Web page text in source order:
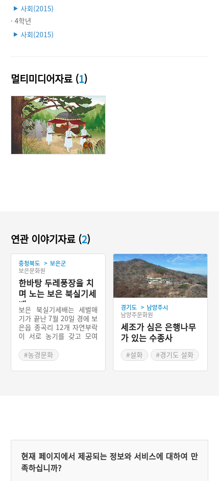
▶ 사회(2015)
· 4학년
▶ 사회(2015)
멀티미디어자료 (1)
연관 이야기자료 (2)
충청북도 > 보은군
보은문화원
한바탕 두레풍장을 치
며 노는 보은 북실기세
배
보은 북실기세배는 세벌매
기가 끝난 7월 20일 경에 보
은읍 종곡리 12개 자연부락
이 서로 농기를 갖고 모여
레풍장을 치며 노는 농경 세
시놀이 형태이다. 1950년대
까지 전승하다가 중단된 것
#농경문화
경기도 > 남양주시
남양주문화원
세조가 심은 은행나무
가 있는 수종사
#설화 #경기도 설화
현재 페이지에서 제공되는 정보와 서비스에 대하여 만
족하십니까?